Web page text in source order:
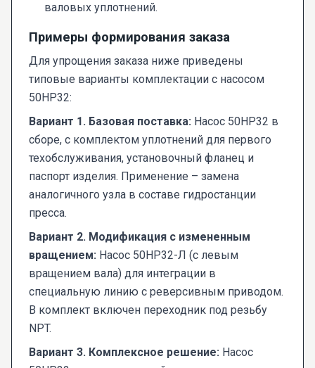
валовых уплотнений.
Примеры формирования заказа
Для упрощения заказа ниже приведены
типовые варианты комплектации с насосом
50НР32:
Вариант 1. Базовая поставка: Насос 50НР32 в
сборе, с комплектом уплотнений для первого
техобслуживания, установочный фланец и
паспорт изделия. Применение – замена
аналогичного узла в составе гидростанции
пресса.
Вариант 2. Модификация с измененным
вращением: Насос 50НР32-Л (с левым
вращением вала) для интеграции в
специальную линию с реверсивным приводом.
В комплект включен переходник под резьбу
NPT.
Вариант 3. Комплексное решение: Насос